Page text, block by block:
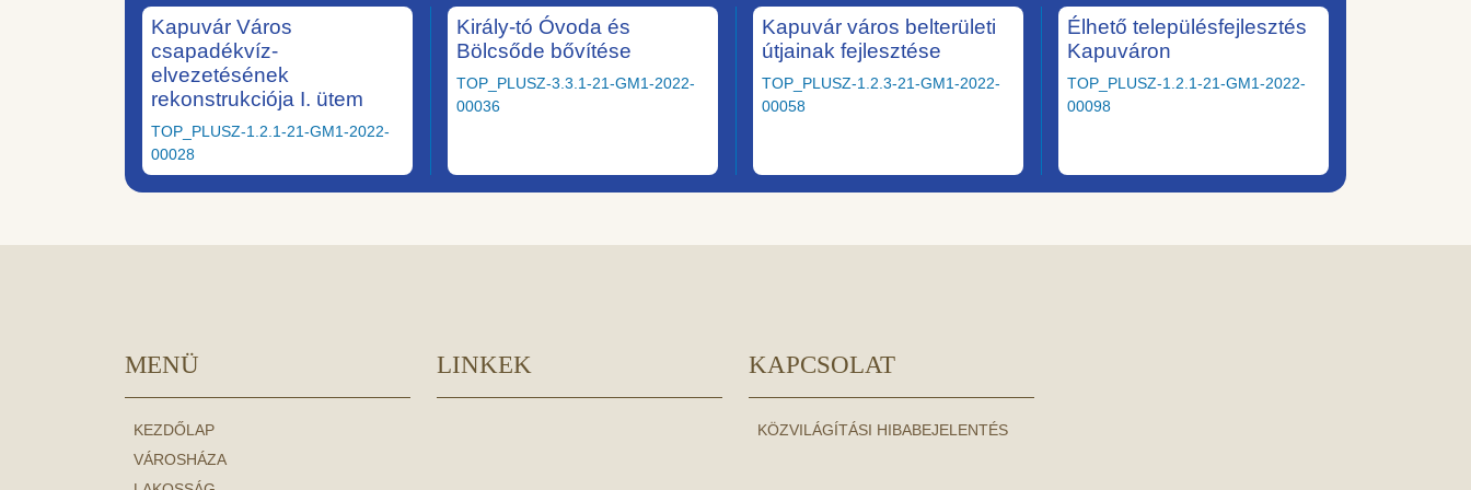
Kapuvár Város
csapadékvíz-
elvezetésének
rekonstrukciója I. ütem
TOP_PLUSZ-1.2.1-21-GM1-2022-
00028
Király-tó Óvoda és
Bölcsőde bővítése
TOP_PLUSZ-3.3.1-21-GM1-2022-
00036
Kapuvár város belterületi
útjainak fejlesztése
TOP_PLUSZ-1.2.3-21-GM1-2022-
00058
Élhető településfejlesztés
Kapuváron
TOP_PLUSZ-1.2.1-21-GM1-2022-
00098
MENÜ
KEZDŐLAP
VÁROSHÁZA
LINKEK KAPCSOLAT
KÖZVILÁGÍTÁSI HIBABEJELENTÉS